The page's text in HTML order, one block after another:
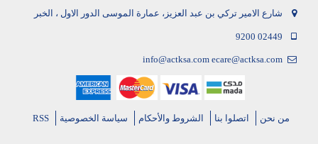
شارع الامير تركي بن عبد العزيز، عمارة الموسى الدور الاول ، الخبر
9200 02449
info@actksa.com ecare@actksa.com
من نحن اتصلوا بنا الشروط والأحكام سياسة الخصوصية RSS